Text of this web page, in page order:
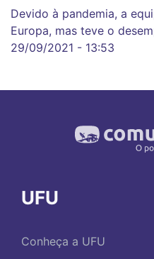
Devido à pandemia, a
Europa, mas teve o
29/09/2021 - 13:53
UFU
Conheça a UFU